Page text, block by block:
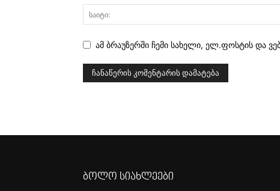
ამ ბრაუზერში ჩემი სახელი, ელ.ფოსტის და
ბოლო სიახლეები